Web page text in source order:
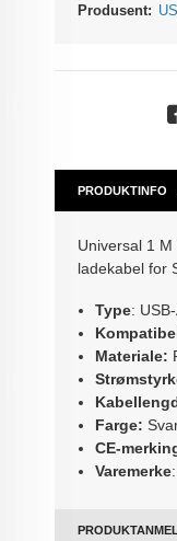
Produsent:
PRODUKTINFO
Universal 1 M
ladekabel for
Type:
Materiale:
Farge:
CE-
Varemerke